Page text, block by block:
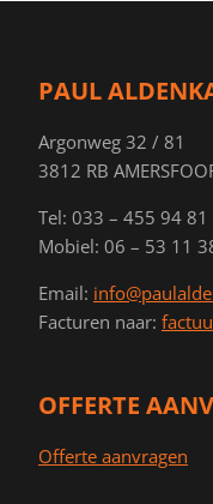
PAUL
Argonweg 32 / 81
3812 RB
Tel: 033 – 455 94 81
Mobiel: 06 – 53 11
Email:
Facturen naar:
OFFERTE
Offerte aanvragen